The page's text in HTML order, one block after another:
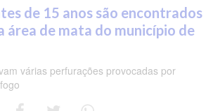
de 15 anos são encontrados
área de mata do município de
várias perfurações provocadas por